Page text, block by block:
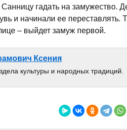
гадать на замужество.
и начинали ее переставлять.
– выйдет замуж первой.
Ксения
культуры и народных традиций.